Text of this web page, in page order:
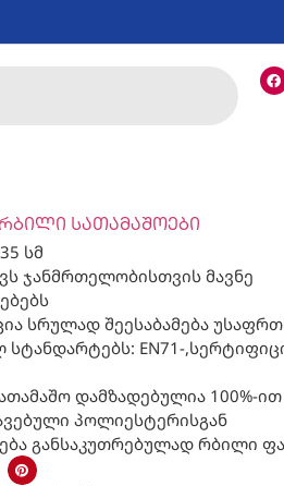
რბილი სათამაშოები
სმ
ჯანმრთელობისთვის მავნე
სრულად შეესაბამება
EN71-
დამზადებულია 100%-ით
პოლიესტერისგან
განსაკუთრებულად რბილი